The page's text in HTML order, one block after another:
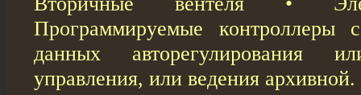
Программируемые контроллеры
данных авторегулирования
управления, или ведения архивной.